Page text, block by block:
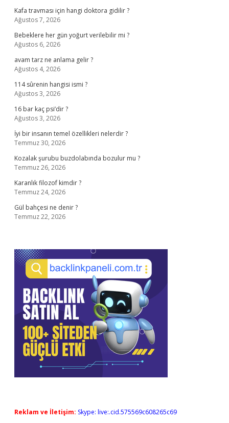
Kafa travması için hangi doktora gidilir ?
Ağustos 7, 2026
Bebeklere her gün yoğurt verilebilir mi ?
Ağustos 6, 2026
avam tarz ne anlama gelir ?
Ağustos 4, 2026
114 sûrenin hangisi ismi ?
Ağustos 3, 2026
16 bar kaç psi’dir ?
Ağustos 3, 2026
İyi bir insanın temel özellikleri nelerdir ?
Temmuz 30, 2026
Kozalak şurubu buzdolabında bozulur mu ?
Temmuz 26, 2026
Karanlık filozof kimdir ?
Temmuz 24, 2026
Gül bahçesi ne denir ?
Temmuz 22, 2026
Reklam ve İletişim: Skype: live:.cid.575569c608265c69